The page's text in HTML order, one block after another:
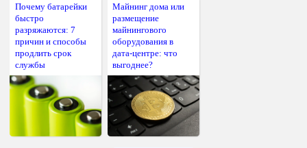
Почему батарейки
быстро
разряжаются: 7
причин и способы
продлить срок
службы
Майнинг дома или
размещение
майнингового
оборудования в
дата-центре: что
выгоднее?